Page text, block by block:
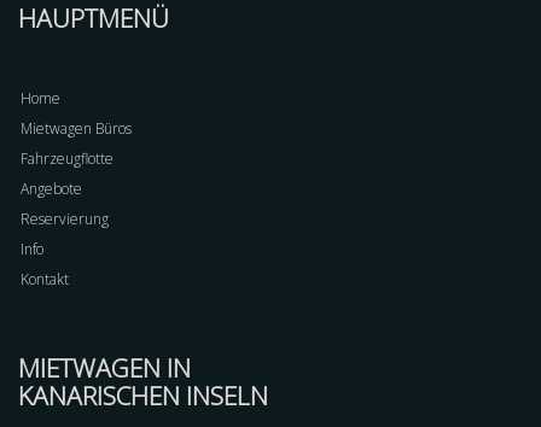
HAUPTMENÜ
Home
Mietwagen Büros
Fahrzeugflotte
Angebote
Reservierung
Info
Kontakt
MIETWAGEN IN
KANARISCHEN INSELN